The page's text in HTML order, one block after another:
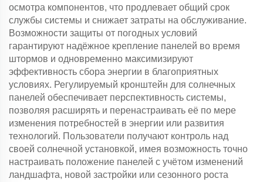
осмотра компонентов, что продлевает общий срок
службы системы и снижает затраты на обслуживание.
Возможности защиты от погодных условий
гарантируют надёжное крепление панелей во время
штормов и одновременно максимизируют
эффективность сбора энергии в благоприятных
условиях. Регулируемый кронштейн для солнечных
панелей обеспечивает перспективность системы,
позволяя расширять и перенастраивать её по мере
изменения потребностей в энергии или развития
технологий. Пользователи получают контроль над
своей солнечной установкой, имея возможность точно
настраивать положение панелей с учётом изменений
ландшафта, новой застройки или сезонного роста